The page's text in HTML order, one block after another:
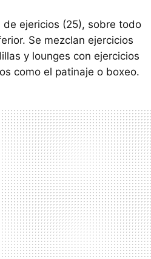
ejericios (25), sobre todo
Se mezclan ejercicios
y lounges con ejercicios
como el patinaje o boxeo.